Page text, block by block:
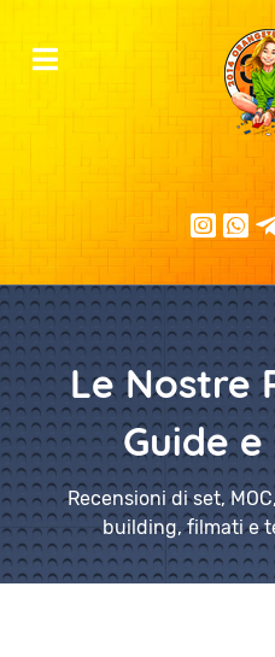
Le Nostre
Guide
Recensioni di set,
building, filmati e